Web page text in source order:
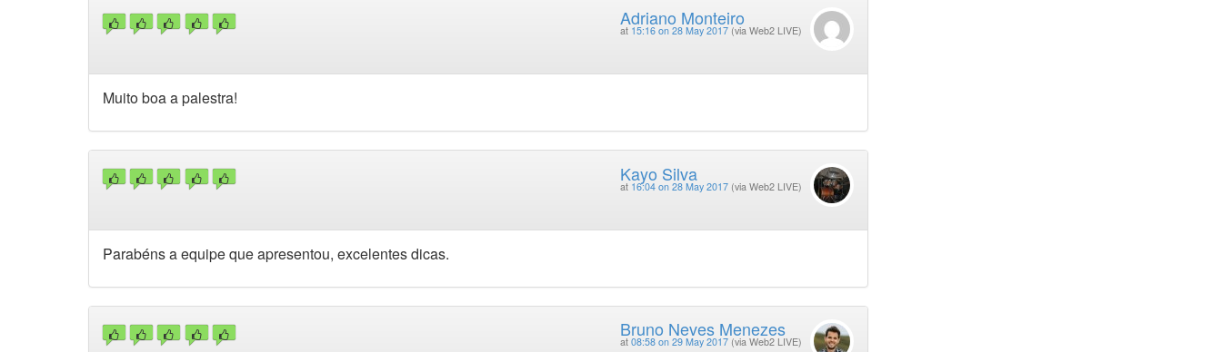
Adriano Monteiro
at 15:16 on 28 May 2017 (via Web2 LIVE)
Muito boa a palestra!
Kayo Silva
at 16:04 on 28 May 2017 (via Web2 LIVE)
Parabéns a equipe que apresentou, excelentes dicas.
Bruno Neves Menezes
at 08:58 on 29 May 2017 (via Web2 LIVE)